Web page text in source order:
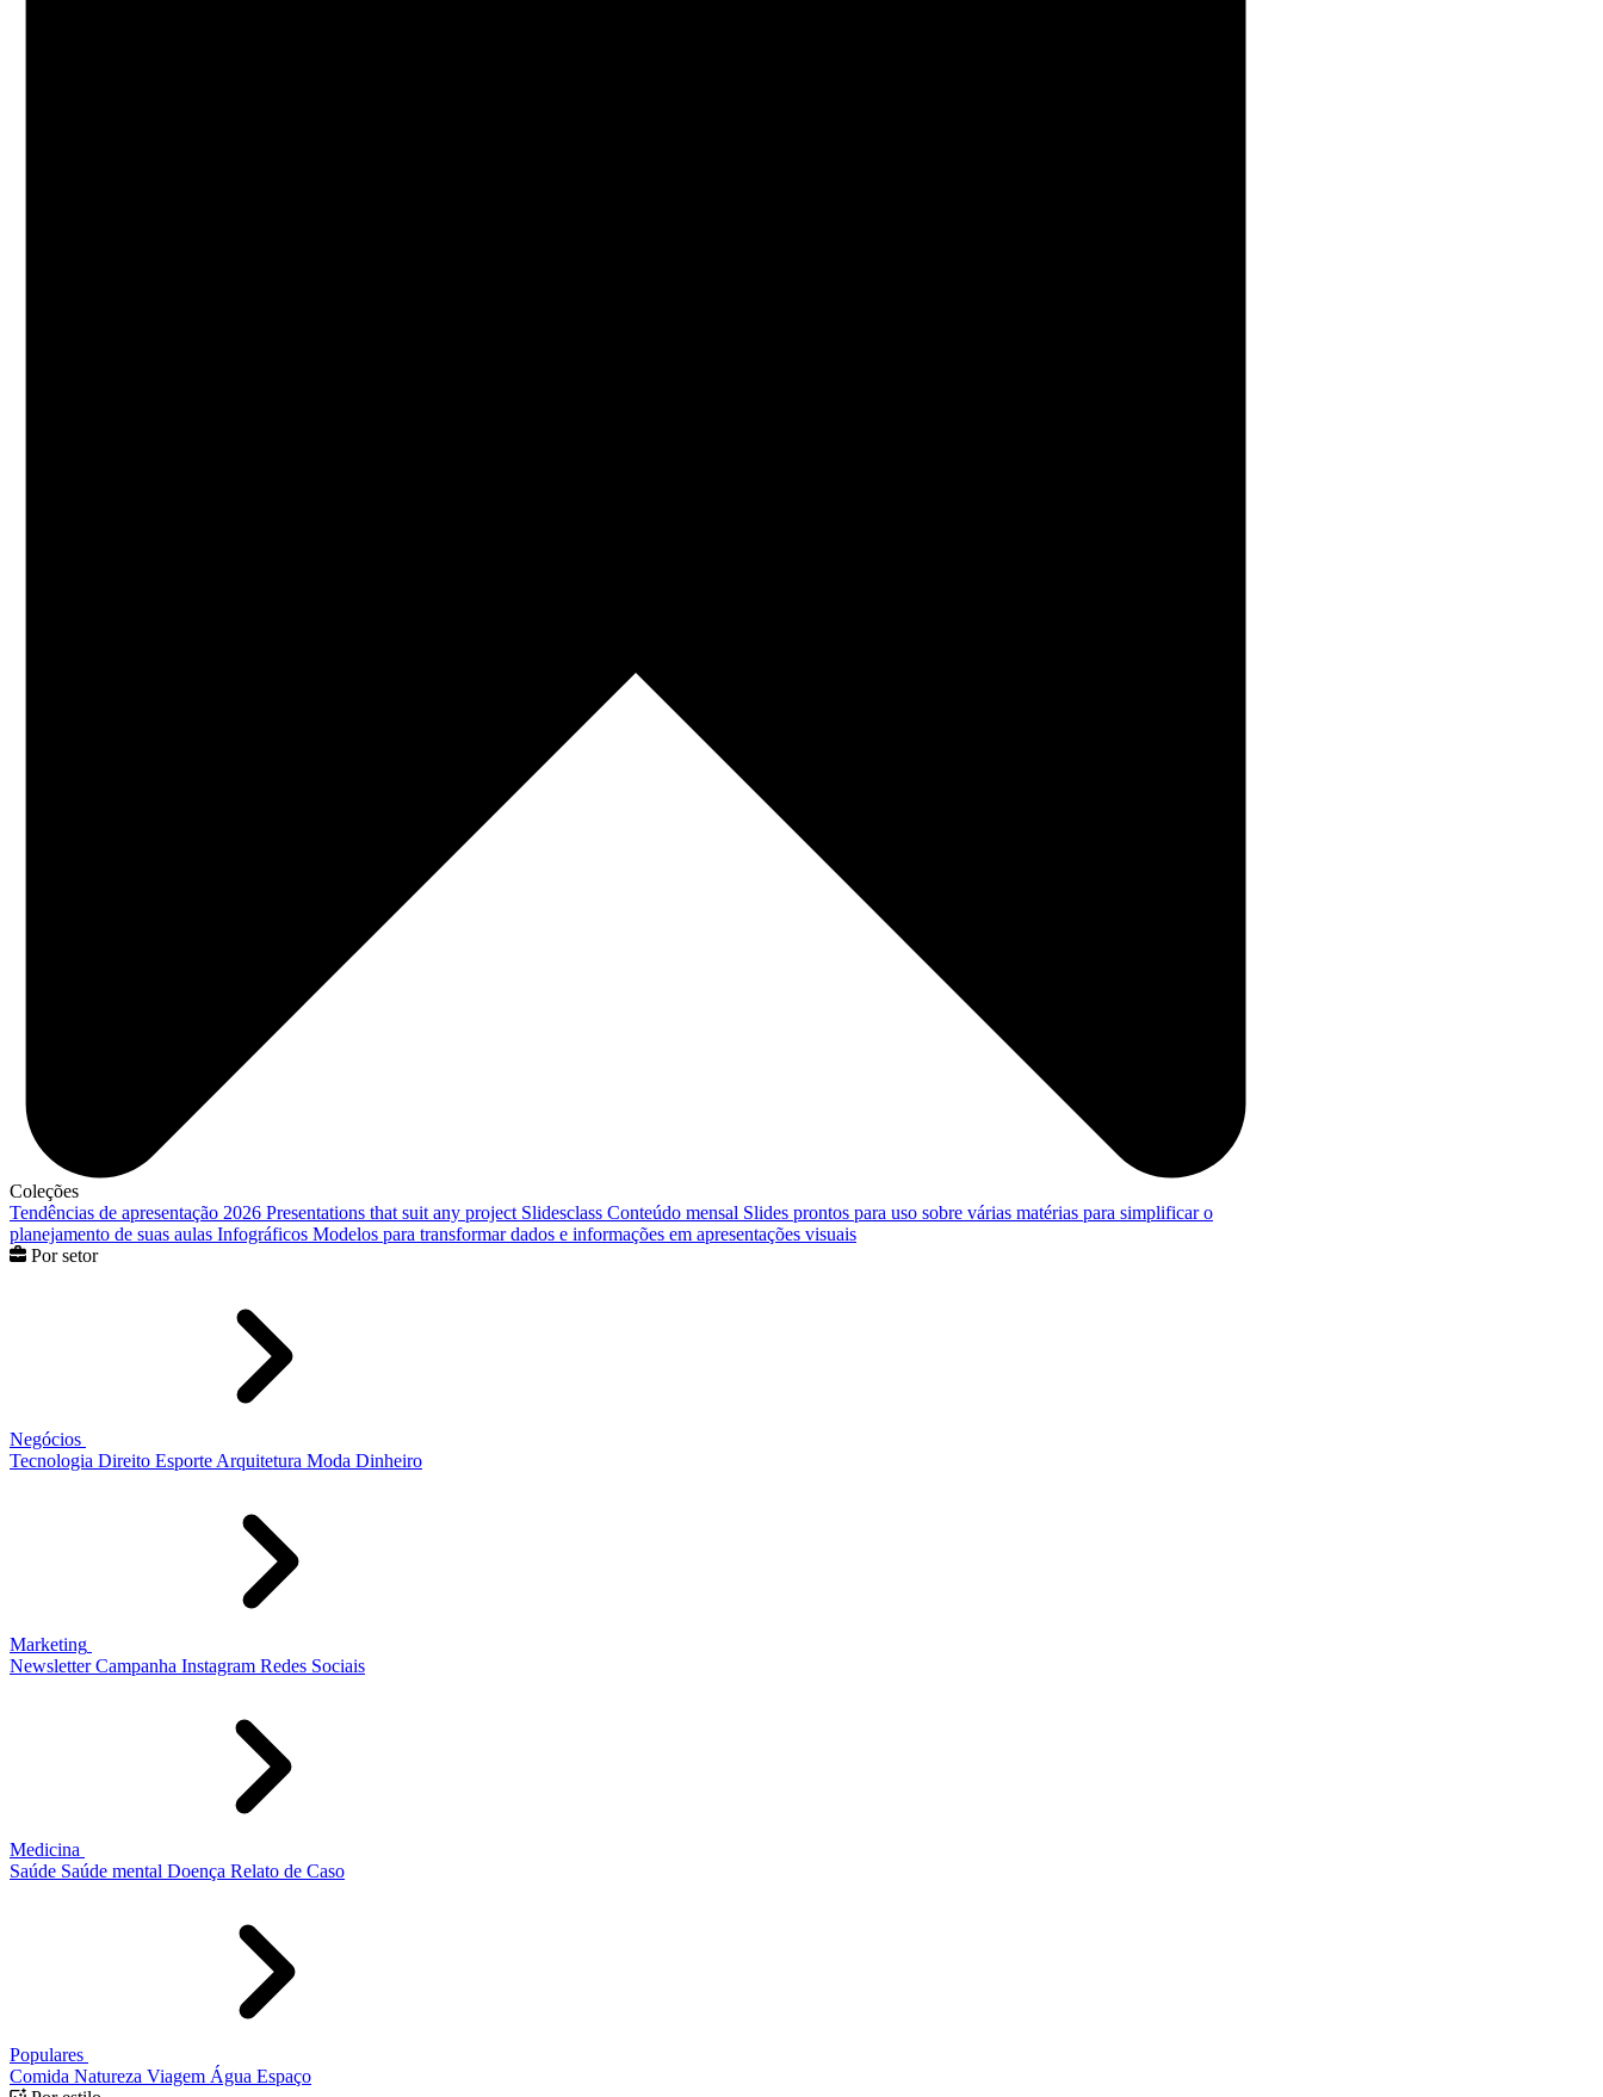
Coleções
Tendências de apresentação 2026 Presentations that suit any project Slidesclass Conteúdo mensal Slides prontos para uso sobre várias matérias para simplificar o
planejamento de suas aulas Infográficos Modelos para transformar dados e informações em apresentações visuais
Por setor
Negócios
Tecnologia Direito Esporte Arquitetura Moda Dinheiro
Marketing
Newsletter Campanha Instagram Redes Sociais
Medicina
Saúde Saúde mental Doença Relato de Caso
Populares
Comida Natureza Viagem Água Espaço